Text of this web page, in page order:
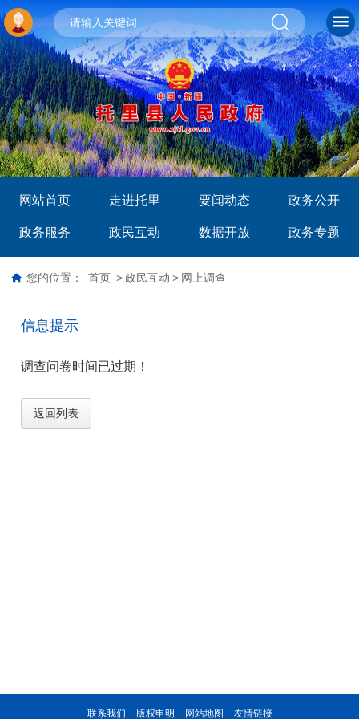
网站首页 走进托里 要闻动态 政务公开
政务服务 政民互动 数据开放 政务专题
您的位置： 首页 > 政民互动 > 网上调查
信息提示
调查问卷时间已过期！
返回列表
联系我们 版权申明 网站地图 友情链接